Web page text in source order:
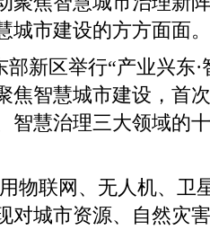
城市建设的方方面面。
部新区举行“产业兴东
焦智慧城市建设，首
智慧治理三大领域的
物联网、无人机、卫
对城市资源、自然灾